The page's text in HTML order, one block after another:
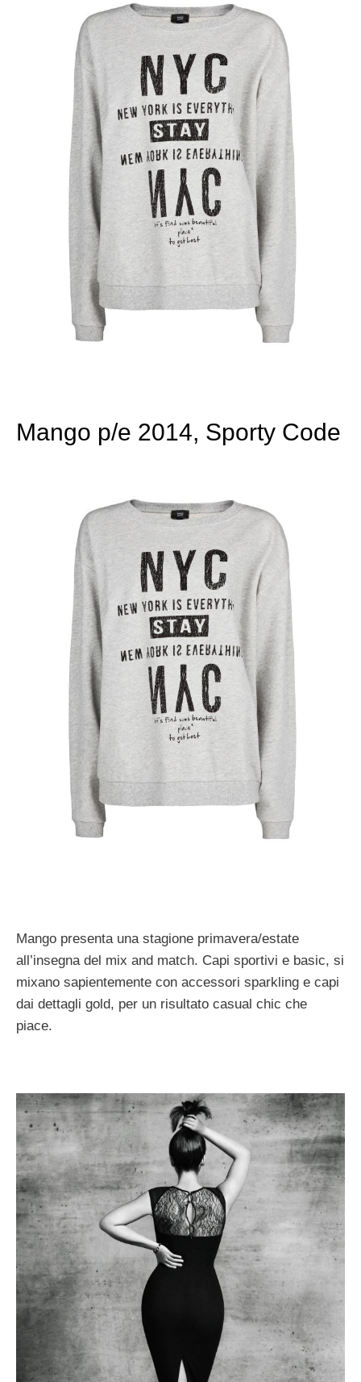
Mango p/e 2014, Sporty Code
Mango presenta una stagione primavera/estate
all’insegna del mix and match. Capi sportivi e basic, si
mixano sapientemente con accessori sparkling e capi
dai dettagli gold, per un risultato casual chic che
piace.